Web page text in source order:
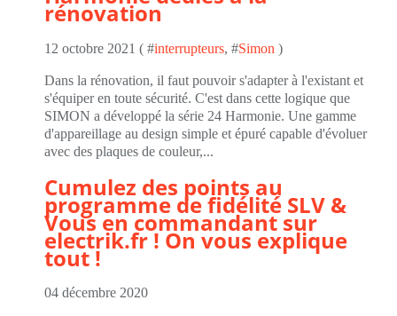
rénovation
12 octobre 2021 ( #interrupteurs, #Simon )
Dans la rénovation, il faut pouvoir s'adapter à l'existant et
s'équiper en toute sécurité. C'est dans cette logique que
SIMON a développé la série 24 Harmonie. Une gamme
d'appareillage au design simple et épuré capable d'évoluer
avec des plaques de couleur,...
Cumulez des points au
programme de fidélité SLV &
Vous en commandant sur
electrik.fr ! On vous explique
tout !
04 décembre 2020